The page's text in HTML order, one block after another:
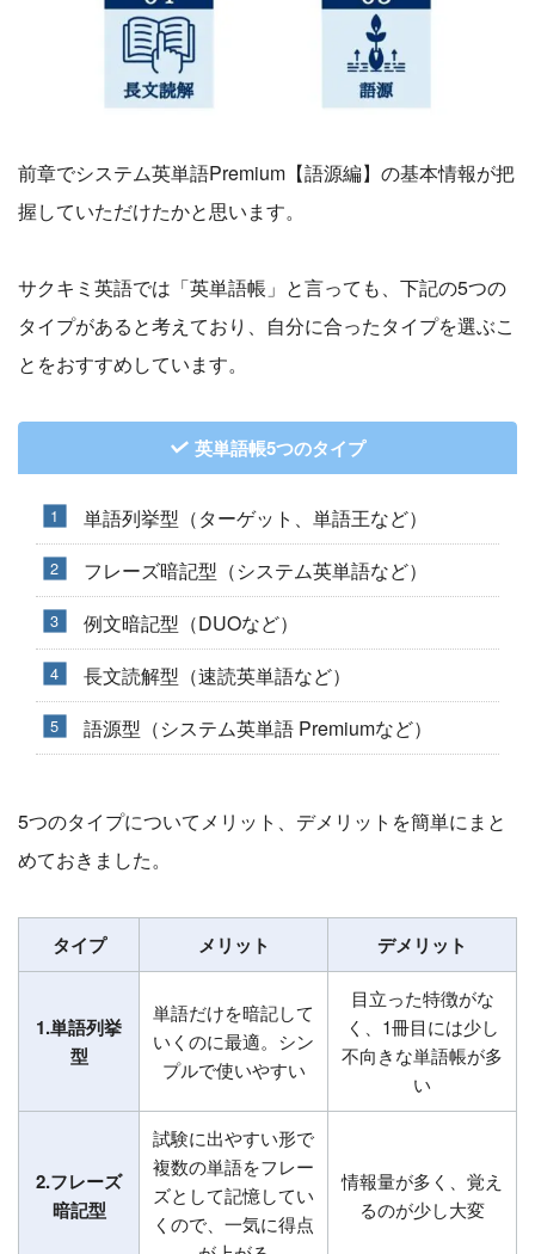
前章でシステム英単語Premium【語源編】の基本情報が把
握していただけたかと思います。
サクキミ英語では「英単語帳」と言っても、下記の5つの
タイプがあると考えており、自分に合ったタイプを選ぶこ
とをおすすめしています。
英単語帳5つのタイプ
単語列挙型（ターゲット、単語王など）
フレーズ暗記型（システム英単語など）
例文暗記型（DUOなど）
長文読解型（速読英単語など）
語源型（システム英単語 Premiumなど）
5つのタイプについてメリット、デメリットを簡単にまと
めておきました。
タイプ メリット デメリット
1.単語列挙
型
単語だけを暗記して
いくのに最適。シン
プルで使いやすい
目立った特徴がな
く、1冊目には少し
不向きな単語帳が多
い
2.フレーズ
暗記型
試験に出やすい形で
複数の単語をフレー
ズとして記憶してい
くので、一気に得点
情報量が多く、覚え
るのが少し大変